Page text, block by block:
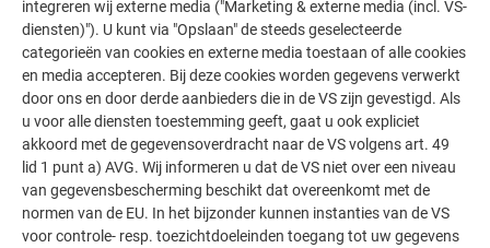
OPMERKING
Bij de planning van fotovoltaïsche installaties wordt
aanbevolen om de draagconstructie zorgvuldig in acht
te nemen.
Indien de stabiliteit dat toelaat, wordt er aanbevolen om de
integreren wij externe media ("Marketing & externe media (incl. VS-
diensten)"). U kunt via "Opslaan" de steeds geselecteerde
categorieën van cookies en externe media toestaan of alle cookies
en media accepteren. Bij deze cookies worden gegevens verwerkt
door ons en door derde aanbieders die in de VS zijn gevestigd. Als
u voor alle diensten toestemming geeft, gaat u ook expliciet
akkoord met de gegevensoverdracht naar de VS volgens art. 49
lid 1 punt a) AVG. Wij informeren u dat de VS niet over een niveau
van gegevensbescherming beschikt dat overeenkomt met de
normen van de EU. In het bijzonder kunnen instanties van de VS
voor controle- resp. toezichtdoeleinden toegang tot uw gegevens